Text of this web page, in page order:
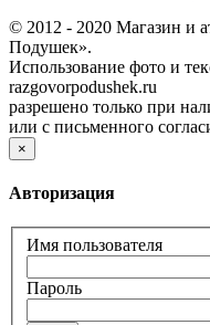
© 2012 - 2020 Магазин и
Подушек».
Использование фото и
razgovorpodushek.ru
разрешено только при
или с письменного
×
Авторизация
Имя пользователя
Пароль